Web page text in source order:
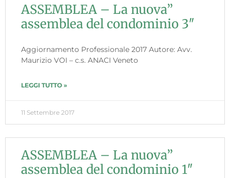
ASSEMBLEA – La nuova”
assemblea del condominio 3″
Aggiornamento Professionale 2017 Autore: Avv.
Maurizio VOI – c.s. ANACI Veneto
LEGGI TUTTO »
11 Settembre 2017
ASSEMBLEA – La nuova”
assemblea del condominio 1″